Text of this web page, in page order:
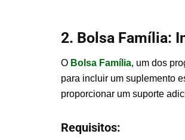
2. Bolsa Família:
O Bolsa Família, um dos
para incluir um suplemento
proporcionar um suporte
Requisitos: